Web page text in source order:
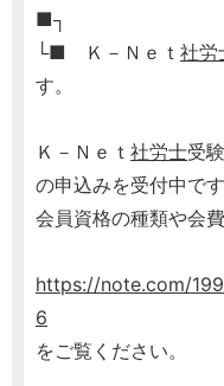
■┐
└■ Ｋ－Ｎｅｔ 社労
す。
Ｋ－Ｎｅｔ 社労士受
の申込みを受付中です
会員資格の種類や会
https://note.com/
6
をご覧ください。